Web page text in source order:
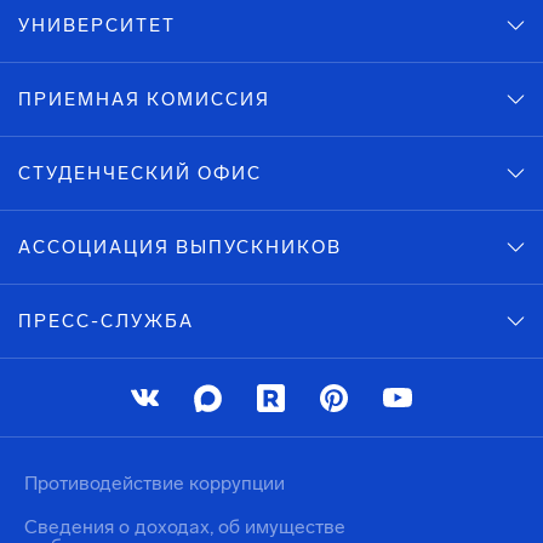
УНИВЕРСИТЕТ
ПРИЕМНАЯ КОМИССИЯ
СТУДЕНЧЕСКИЙ ОФИС
АССОЦИАЦИЯ ВЫПУСКНИКОВ
ПРЕСС-СЛУЖБА
Противодействие коррупции
Сведения о доходах, об имуществе